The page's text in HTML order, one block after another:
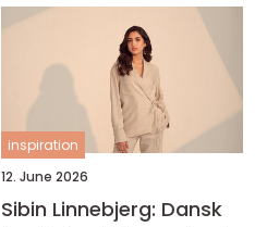
inspiration
12. June 2026
Sibin Linnebjerg: Dansk